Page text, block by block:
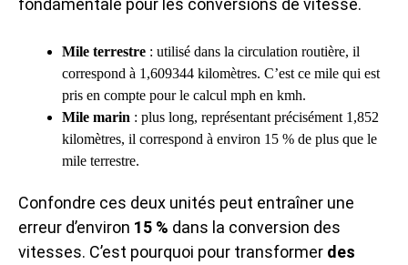
Mile terrestre : utilisé dans la circulation routière, il
correspond à 1,609344 kilomètres. C’est ce mile qui est
pris en compte pour le calcul mph en kmh.
Mile marin : plus long, représentant précisément 1,852
kilomètres, il correspond à environ 15 % de plus que le
mile terrestre.
Confondre ces deux unités peut entraîner une
erreur d’environ 15 % dans la conversion des
vitesses. C’est pourquoi pour transformer des